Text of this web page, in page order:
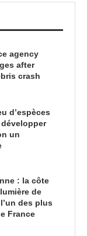
agency
after
crash
d’espèces
un
: la côte
de
des plus
France